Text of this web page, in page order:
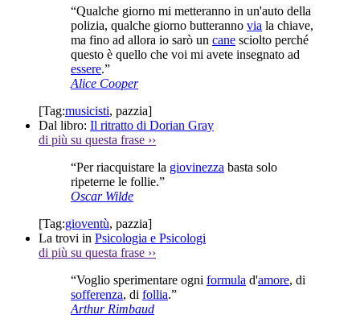
“Qualche giorno mi metteranno in un'auto della
polizia, qualche giorno butteranno via la chiave,
ma fino ad allora io sarò un cane sciolto perché
questo è quello che voi mi avete insegnato ad
essere.”
Alice Cooper
[Tag:musicisti, pazzia]
Dal libro: Il ritratto di Dorian Gray
di più su questa frase ››
“Per riacquistare la giovinezza basta solo
ripeterne le follie.”
Oscar Wilde
[Tag:gioventù, pazzia]
La trovi in Psicologia e Psicologi
di più su questa frase ››
“Voglio sperimentare ogni formula d'amore, di
sofferenza, di follia.”
Arthur Rimbaud